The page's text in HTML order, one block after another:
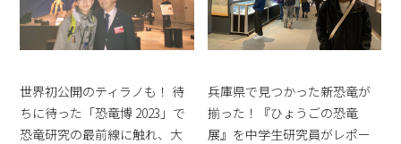
世界初公開のティラノも！ 待
ちに待った「恐竜博 2023」で
恐竜研究の最前線に触れ、大
兵庫県で見つかった新恐竜が
揃った！『ひょうごの恐竜
展』を中学生研究員がレポー